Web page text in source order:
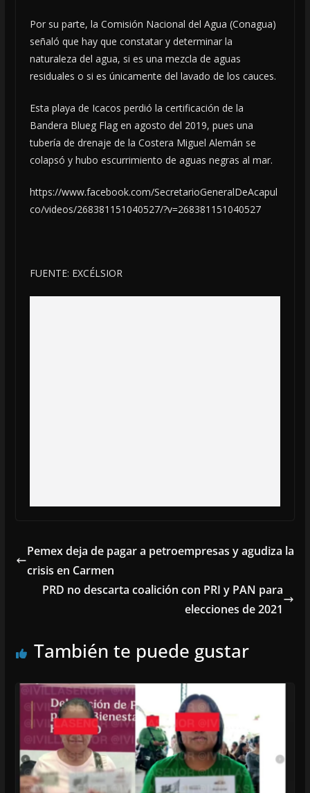
Por su parte, la Comisión Nacional del Agua (Conagua)
señaló que hay que constatar y determinar la
naturaleza del agua, si es una mezcla de aguas
residuales o si es únicamente del lavado de los cauces.
Esta playa de Icacos perdió la certificación de la
Bandera Blueg Flag en agosto del 2019, pues una
tubería de drenaje de la Costera Miguel Alemán se
colapsó y hubo escurrimiento de aguas negras al mar.
https://www.facebook.com/SecretarioGeneralDeAcapul
co/videos/268381151040527/?v=268381151040527
FUENTE: EXCÉLSIOR
Pemex deja de pagar a petroempresas y agudiza la
crisis en Carmen
PRD no descarta coalición con PRI y PAN para
elecciones de 2021
También te puede gustar